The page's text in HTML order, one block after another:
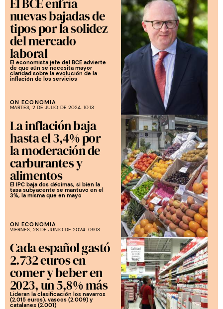
nuevas bajadas de
tipos por la solidez
del mercado
laboral
El economista jefe del BCE advierte
de que aún se necesita mayor
claridad sobre la evolución de la
inflación de los servicios
ON ECONOMIA
MARTES, 2 DE JULIO DE 2024. 10:13
La inflación baja
hasta el 3,4% por
la moderación de
carburantes y
alimentos
El IPC baja dos décimas, si bien la
tasa subyacente se mantuvo en el
3%, la misma que en mayo
ON ECONOMIA
VIERNES, 28 DE JUNIO DE 2024. 09:13
Cada español gastó
2.732 euros en
comer y beber en
2023, un 5,8% más
Lideran la clasificación los navarros
(2.015 euros), vascos (2.009) y
catalanes (2.001)